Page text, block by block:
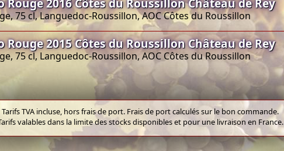
Rouge 2016 Côtes du Roussillon Château de Rey
75 cl, Languedoc-Roussillon, AOC Côtes du Roussillon
Rouge 2015 Côtes du Roussillon Château de Rey
75 cl, Languedoc-Roussillon, AOC Côtes du Roussillon
Tarifs TVA incluse, hors frais de port. Frais de port calculés sur le bon commande.
valables dans la limite des stocks disponibles et pour une livraison en France.